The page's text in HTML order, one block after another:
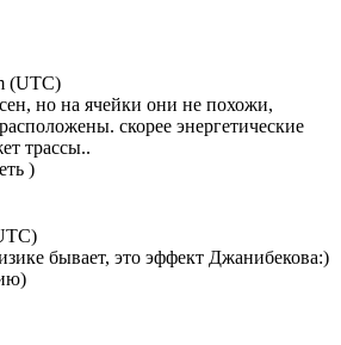
(UTC)
но на ячейки они не похожи,
скорее энергетические
трассы..
)
бывает, это эффект Джанибекова:)